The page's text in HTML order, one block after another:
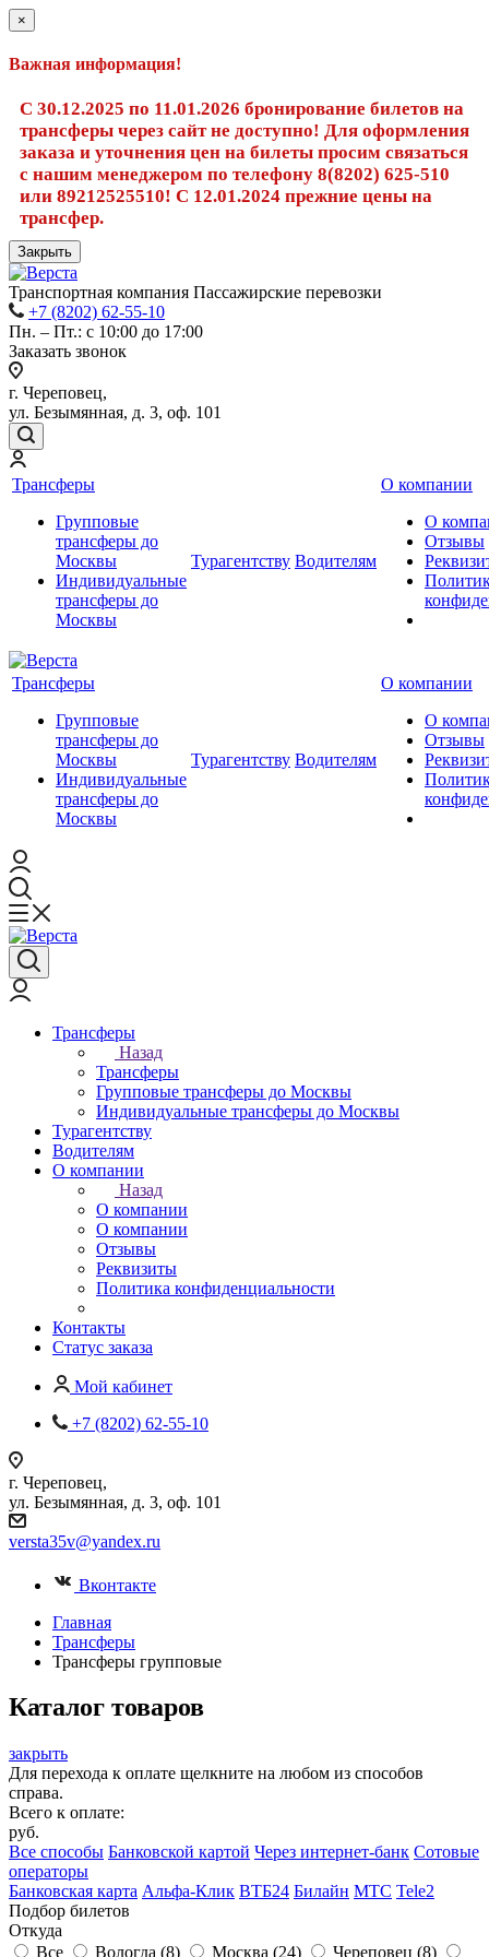
×
Важная информация!
С 30.12.2025 по 11.01.2026 бронирование билетов на
трансферы через сайт не доступно! Для оформления
заказа и уточнения цен на билеты просим связаться
с нашим менеджером по телефону 8(8202) 625-510
или 89212525510! С 12.01.2024 прежние цены на
трансфер.
Закрыть
Транспортная компания Пассажирские перевозки
+7 (8202) 62-55-10
Пн. – Пт.: с 10:00 до 17:00
Заказать звонок
г. Череповец,
ул. Безымянная, д. 3, оф. 101
Трансферы
Групповые
трансферы до
Москвы
Индивидуальные
трансферы до
Москвы
Турагентству Водителям
О компании
О
Отзывы
Трансферы
Групповые
трансферы до
Москвы
Индивидуальные
трансферы до
Москвы
Турагентству Водителям
О компании
О
Отзывы
Трансферы
Назад
Трансферы
Групповые трансферы до Москвы
Индивидуальные трансферы до Москвы
Турагентству
Водителям
О компании
Назад
О компании
О компании
Отзывы
Реквизиты
Политика конфиденциальности
Контакты
Статус заказа
Мой кабинет
+7 (8202) 62-55-10
г. Череповец,
ул. Безымянная, д. 3, оф. 101
versta35v@yandex.ru
Вконтакте
Главная
Трансферы
Трансферы групповые
Каталог товаров
закрыть
Для перехода к оплате щелкните на любом из способов
справа.
Всего к оплате:
руб.
Все способы Банковской картой Через интернет-банк Сотовые
операторы
Банковская карта Альфа-Клик ВТБ24 Билайн МТС Tele2
Подбор билетов
Откуда
Все
Вологда (8) Москва (24) Череповец (8)